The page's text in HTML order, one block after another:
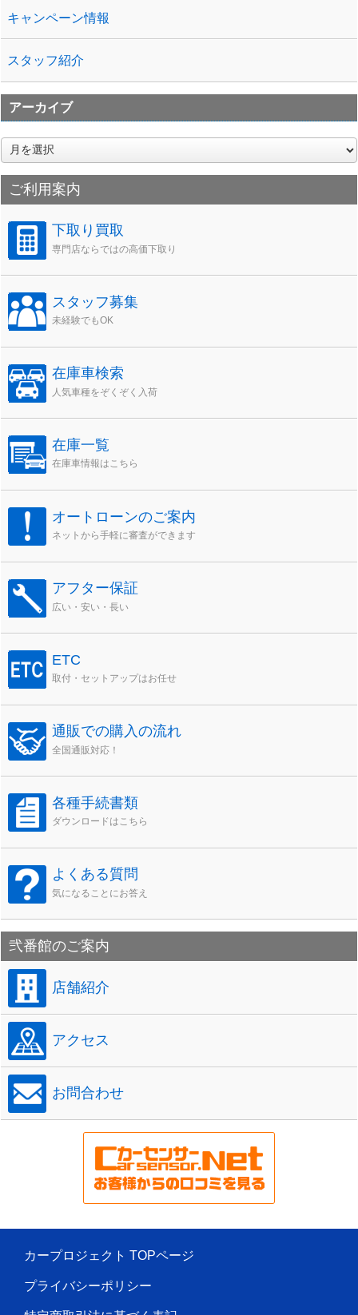
キャンペーン情報
スタッフ紹介
アーカイブ
ア
ー
カ
イご利用案内
下取り買取
専門店ならではの高価下取り
スタッフ募集
未経験でもOK
在庫車検索
人気車種をぞくぞく入荷
在庫一覧
在庫車情報はこちら
オートローンのご案内
ネットから手軽に審査ができます
アフター保証
広い・安い・長い
ETC
取付・セットアップはお任せ
通販での購入の流れ
全国通販対応！
各種手続書類
ダウンロードはこちら
よくある質問
気になることにお答え
弐番館のご案内
店舗紹介
アクセス
お問合わせ
カープロジェクト TOPページ
プライバシーポリシー